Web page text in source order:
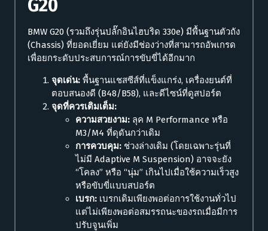
G20
BMW G20 (รวมถึงรุ่นปลั๊กอินไฮบริด 330e) มีพื้นฐานตัวถัง
(Chassis) ที่ยอดเยี่ยม แต่ยังมีช่องว่างที่สามารถอัพเกรด
เพื่อยกระดับประสบการณ์การขับขี่ได้อีกมาก
จุดเด่น: พื้นฐานแชสซีส์ที่แข็งแกร่ง, เครื่องยนต์ที่
ตอบสนองดี (B48/B58), และดีไซน์ที่ดูสปอร์ต
จุดที่ควรเติมเต็ม:
ความสวยงาม: ลุค M Performance หรือ
M3/M4 ที่ดุดันกว่าเดิม
การควบคุม: ช่วงล่างเดิม (โดยเฉพาะรุ่นที่
ไม่มี Adaptive M Suspension) อาจจะยัง
“โคลง” หรือ “นุ่ม” เกินไปเมื่อใช้ความเร็วสูง
หรือขับขี่แบบสปอร์ต
เบรก: เบรกเดิมเพียงพอต่อการใช้งานทั่วไป
แต่ไม่เพียงพอต่อสมรรถนะของรถเมื่อมีการ
ปรับจูนเพิ่ม